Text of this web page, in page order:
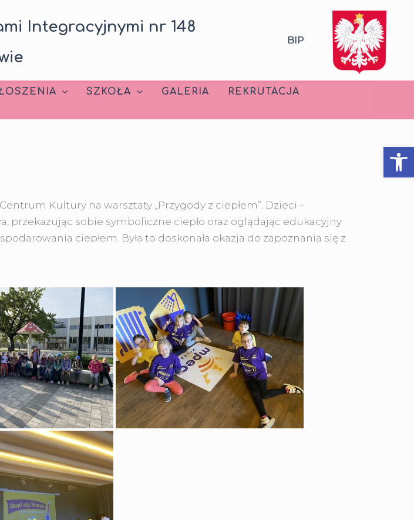
Integracyjnymi nr 148
BIP
SZKOŁA GALERIA
REKRUTACJA
Kultury na warsztaty „Przygody z ciepłem”. Dzieci –
przekazując sobie symboliczne ciepło oraz oglądając edukacyjny
ciepłem. Była to doskonała okazja do zapoznania się z